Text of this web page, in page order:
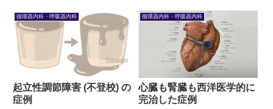
げて考察してみよう。
を回避することである。しかし回
避した後は、原因を改善すべきで
あることを忘れてはならない。
循環器内科・呼吸器内科
起立性調節障害 (不登校) の
症例
循環器内科・呼吸器内科
心臓も腎臓も西洋医学的に
完治した症例